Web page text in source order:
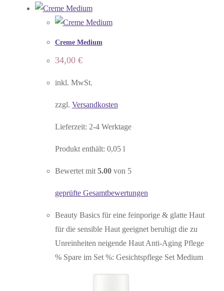
Creme Medium
34,00 €
inkl. MwSt.
zzgl. Versandkosten
Lieferzeit: 2-4 Werktage
Produkt enthält: 0,05 l
Bewertet mit 5.00von 5
geprüfte Gesamtbewertungen
Beauty Basics für eine feinporige & glatte Haut
für die sensible Haut geeignet beruhigt die zu
Unreinheiten neigende Haut Anti-Aging Pflege
% Spare im Set %: Gesichtspflege Set Medium